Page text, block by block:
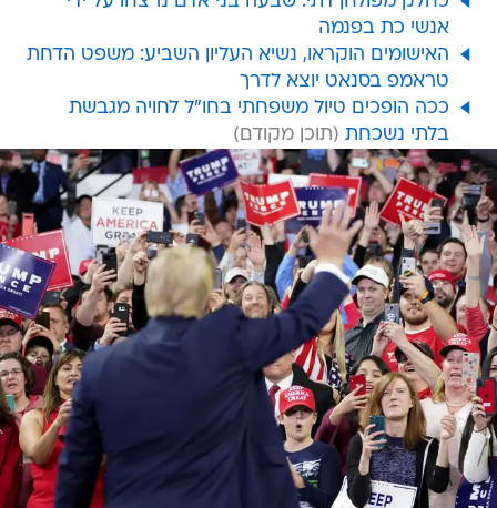
אנשי כת בפנמה
האישומים הוקראו, נשיא העליון השביע: משפט הדחת
טראמפ בסנאט יוצא לדרך
ככה הופכים טיול משפחתי בחו"ל לחויה מגבשת
בלתי נשכחת